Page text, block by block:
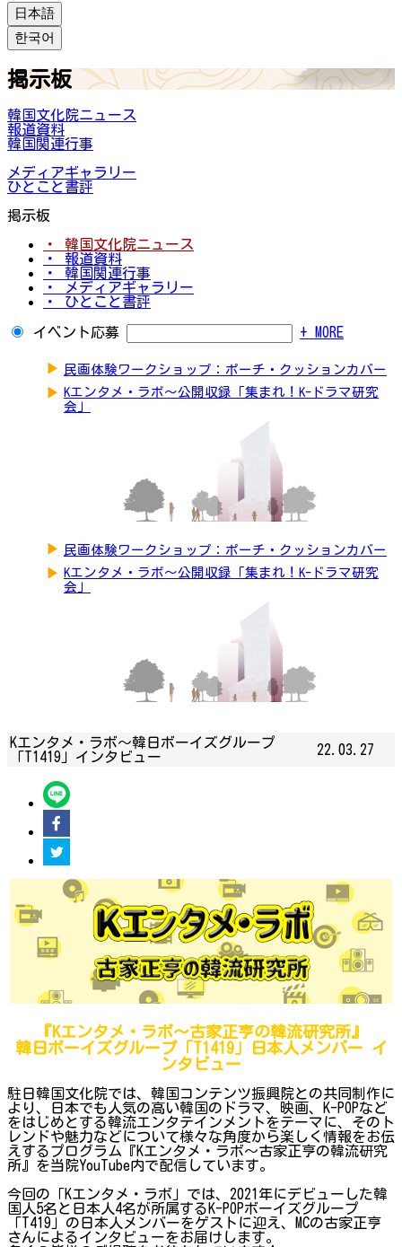
日本語
한국어
掲示板
韓国文化院ニュース
報道資料
韓国関連行事
メディアギャラリー
ひとこと書評
掲示板
・ 韓国文化院ニュース
・ 報道資料
・ 韓国関連行事
・ メディアギャラリー
・ ひとこと書評
イベント応募 + MORE
▶ 民画体験ワークショップ：ポーチ・クッションカバー
▶ Kエンタメ・ラボ～公開収録「集まれ！K-ドラマ研究
会」
▶ 民画体験ワークショップ：ポーチ・クッションカバー
▶ Kエンタメ・ラボ～公開収録「集まれ！K-ドラマ研究
会」
Kエンタメ・ラボ～韓日ボーイズグループ
「T1419」インタビュー
22.03.27
『Kエンタメ・ラボ～古家正亨の韓流研究所』
韓日ボーイズグループ「T1419」日本人メンバー イ
ンタビュー
駐日韓国文化院では、韓国コンテンツ振興院との共同制作に
より、日本でも人気の高い韓国のドラマ、映画、K-POPなど
をはじめとする韓流エンタテインメントをテーマに、そのト
レンドや魅力などについて様々な角度から楽しく情報をお伝
えするプログラム『Kエンタメ・ラボ～古家正亨の韓流研究
所』を当院YouTube内で配信しています。
今回の「Kエンタメ・ラボ」では、2021年にデビューした韓
国人5名と日本人4名が所属するK-POPボーイズグループ
「T419」の日本人メンバーをゲストに迎え、MCの古家正亨
さんによるインタビューをお届けします。